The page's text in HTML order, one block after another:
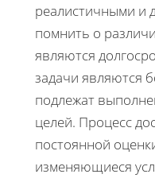
реалистичными и
помнить о
являются
задачи являются
подлежат
целей. Процесс
постоянной
изменяющиеся